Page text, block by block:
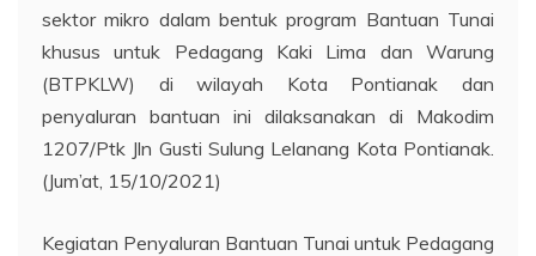
sektor mikro dalam bentuk program Bantuan Tunai
khusus untuk Pedagang Kaki Lima dan Warung
(BTPKLW) di wilayah Kota Pontianak dan
penyaluran bantuan ini dilaksanakan di Makodim
1207/Ptk Jln Gusti Sulung Lelanang Kota Pontianak.
(Jum’at, 15/10/2021)
Kegiatan Penyaluran Bantuan Tunai untuk Pedagang